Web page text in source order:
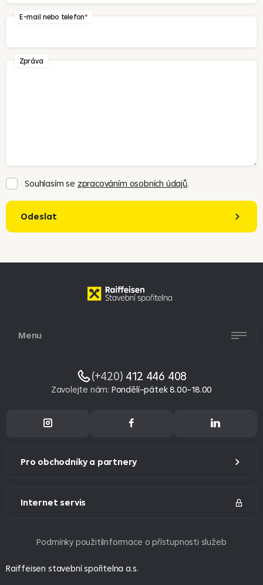
E-mail nebo telefon
Zpráva
Souhlasím se zpracováním osobních údajů.
Odeslat
Menu
(+420) 412 446 408
Zavolejte nám: Pondělí–pátek 8.00–18.00
Pro obchodníky a partnery
Internet servis
Raiffeisen stavební spořitelna a.s.
Podmínky použitíInformace o přístupnosti služeb